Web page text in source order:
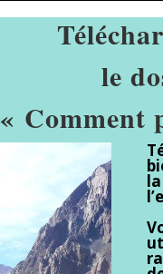
le
« Comment